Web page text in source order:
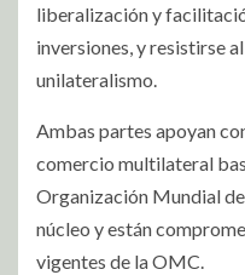
liberalización y
inversiones, y resistirse
unilateralismo.
Ambas partes apoyan
comercio multilateral
Organización Mundial
núcleo y están
vigentes de la OMC.